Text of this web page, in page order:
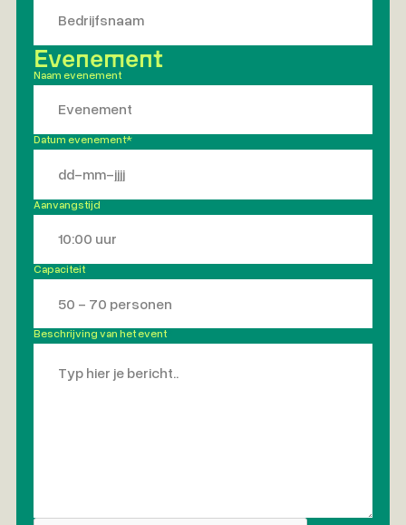
Evenement
Naam evenement*
Datum evenement*
Aanvangstijd*
Capaciteit*
Beschrijving van het event*